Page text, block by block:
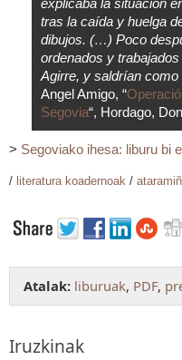
explicaba la situación
tras la caí­da y huelga
dibujos. (…) Poco
ordenados y
Agirre, y saldrían como
Angel Amigo, “
Segovia“, Hordago,
> Segoviako ihesa: liburu bi
/ literatura koadernoak /
Atalak: liburuak, PDF,
Iruzkinak